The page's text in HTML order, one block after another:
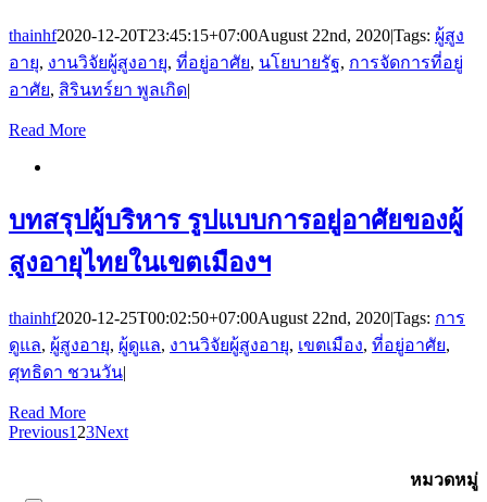
thainhf2020-12-20T23:45:15+07:00August 22nd, 2020|Tags: ผู้สูง
อายุ, งานวิจัยผู้สูงอายุ, ที่อยู่อาศัย, นโยบายรัฐ, การจัดการที่อยู่
อาศัย, สิรินทร์ยา พูลเกิด|
Read More
บทสรุปผู้บริหาร รูปแบบการอยู่อาศัยของผู้
สูงอายุไทยในเขตเมืองฯ
thainhf2020-12-25T00:02:50+07:00August 22nd, 2020Tags: การ
ดูแล, ผู้สูงอายุ, ผู้ดูแล, งานวิจัยผู้สูงอายุ, เขตเมือง, ที่อยู่อาศัย,
ศุทธิดา ชวนวัน
Read More
Previous123Next
หมวดหมู่